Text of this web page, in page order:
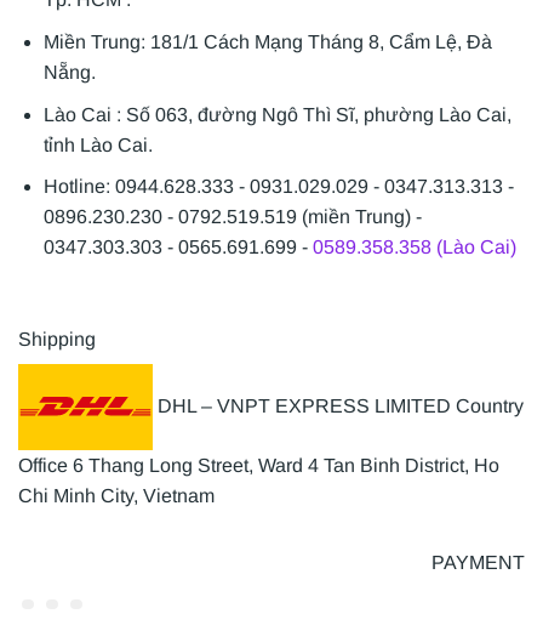
Miền Trung: 181/1 Cách Mạng Tháng 8, Cẩm Lệ, Đà
Nẵng.
Lào Cai : Số 063, đường Ngô Thì Sĩ, phường Lào Cai,
tỉnh Lào Cai.
Hotline: 0944.628.333 - 0931.029.029 - 0347.313.313 -
0896.230.230 - 0792.519.519 (miền Trung) -
0347.303.303 - 0565.691.699 - 0589.358.358 (Lào Cai)
Shipping
DHL – VNPT EXPRESS LIMITED Country
Office 6 Thang Long Street, Ward 4 Tan Binh District, Ho
Chi Minh City, Vietnam
PAYMENT